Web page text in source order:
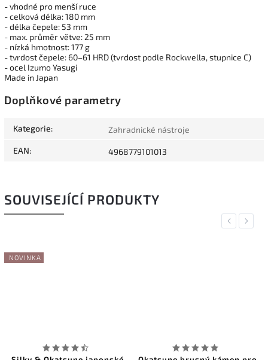
- vhodné pro menší ruce
- celková délka: 180 mm
- délka čepele: 53 mm
- max. průměr větve: 25 mm
- nízká hmotnost: 177 g
- tvrdost čepele: 60–61 HRD (tvrdost podle Rockwella, stupnice C)
- ocel Izumo Yasugi
Made in Japan
Doplňkové parametry
Kategorie: Zahradnické nástroje
EAN: 4968779101013
SOUVISEJÍCÍ PRODUKTY
Previous
NOVINKA
Next